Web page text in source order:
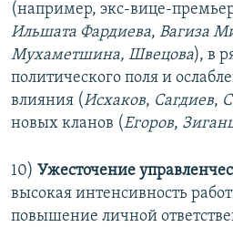
(например, экс-вице-
Ильшата Фардиева, Вагиза
Мухаметшина, Швецова), в
политического поля и
влияния (Исхаков, Сагдиев,
новых кланов (Егоров,
10) Ужесточение
высокая интенсивность
повышение личной